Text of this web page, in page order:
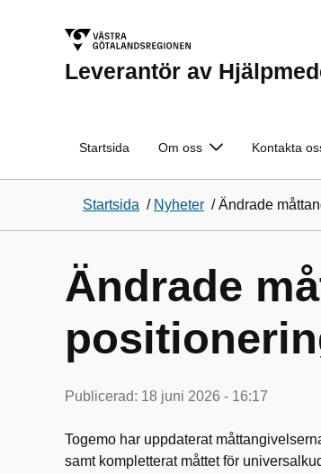
Leverantör av
Startsida Om oss Kontakta
Startsida / Nyheter /Ändrade
Ändrade
Publicerad: 18 juni 2026 - 16:17
Togemo har uppdaterat
samt kompletterat måttet för